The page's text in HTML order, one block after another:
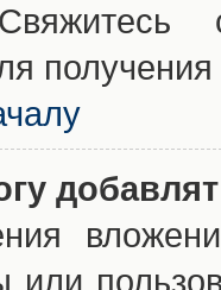
получения
или